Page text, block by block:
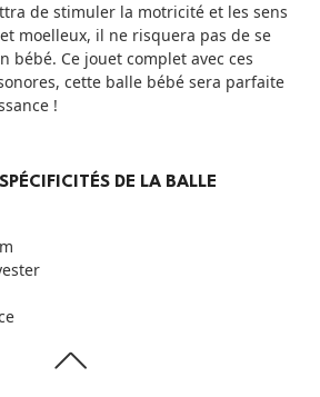
de stimuler la motricité et les sens
moelleux, il ne risquera pas de se
bébé. Ce jouet complet avec ces
cette balle bébé sera parfaite
!
DE LA BALLE